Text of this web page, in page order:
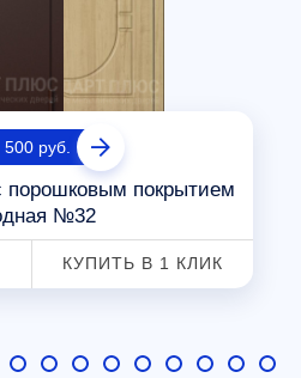
руб.
порошковым покрытием
№32
КУПИТЬ В 1 КЛИК